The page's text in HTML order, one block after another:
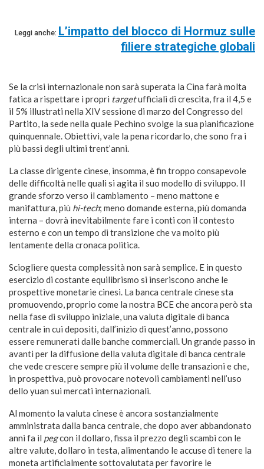
Leggi anche: L’impatto del blocco di Hormuz sulle
filiere strategiche globali
Se la crisi internazionale non sarà superata la Cina farà molta
fatica a rispettare i propri targetufficiali di crescita, fra il 4,5 e
il 5% illustrati nella XIV sessione di marzo del Congresso del
Partito, la sede nella quale Pechino svolge la sua pianificazione
quinquennale. Obiettivi, vale la pena ricordarlo, che sono fra i
più bassi degli ultimi trent’anni.
La classe dirigente cinese, insomma, è fin troppo consapevole
delle difficoltà nelle quali si agita il suo modello di sviluppo. Il
grande sforzo verso il cambiamento – meno mattone e
manifattura, più hi-tech; meno domande esterna, più domanda
interna – dovrà inevitabilmente fare i conti con il contesto
esterno e con un tempo di transizione che va molto più
lentamente della cronaca politica.
Sciogliere questa complessità non sarà semplice. E in questo
esercizio di costante equilibrismo si inseriscono anche le
prospettive monetarie cinesi. La banca centrale cinese sta
promuovendo, proprio come la nostra BCE che ancora però sta
nella fase di sviluppo iniziale, una valuta digitale di banca
centrale in cui depositi, dall’inizio di quest’anno, possono
essere remunerati dalle banche commerciali. Un grande passo in
avanti per la diffusione della valuta digitale di banca centrale
che vede crescere sempre più il volume delle transazioni e che,
in prospettiva, può provocare notevoli cambiamenti nell’uso
dello yuan sui mercati internazionali.
Al momento la valuta cinese è ancora sostanzialmente
amministrata dalla banca centrale, che dopo aver abbandonato
anni fa il pegcon il dollaro, fissa il prezzo degli scambi con le
altre valute, dollaro in testa, alimentando le accuse di tenere la
moneta artificialmente sottovalutata per favorire le